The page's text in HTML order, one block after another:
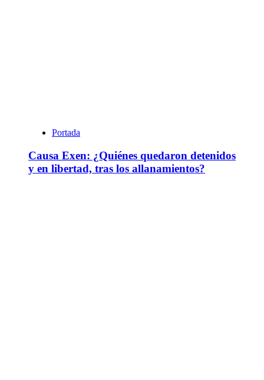
Portada
Causa Exen: ¿Quiénes quedaron detenidos
y en libertad, tras los allanamientos?